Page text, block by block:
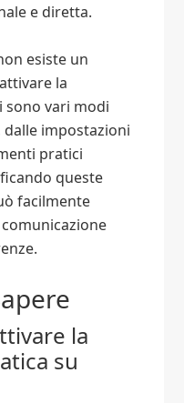
e diretta.
esiste un
la
sono vari modi
impostazioni
pratici
queste
facilmente
la
su